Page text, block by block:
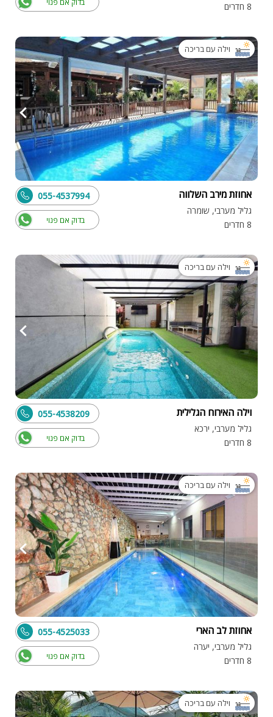
8 חדרים
וילה עם בריכה
אחוזת מירב השלווה
גליל מערבי, שומרה
8 חדרים
בדוק אם פנוי
055-4537994
וילה עם בריכה
וילה האירוח הגלילית
גליל מערבי, ירכא
8 חדרים
בדוק אם פנוי
055-4538209
וילה עם בריכה
אחוזת לב הארי
גליל מערבי, יערה
8 חדרים
בדוק אם פנוי
055-4525033
וילה עם בריכה